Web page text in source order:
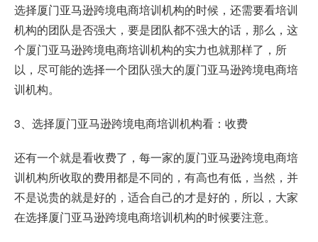
选择厦门亚马逊跨境电商培训机构的时候，还需要看培训
机构的团队是否强大，要是团队都不强大的话，那么，这
个厦门亚马逊跨境电商培训机构的实力也就那样了，所
以，尽可能的选择一个团队强大的厦门亚马逊跨境电商培
训机构。
3、选择厦门亚马逊跨境电商培训机构看：收费
还有一个就是看收费了，每一家的厦门亚马逊跨境电商培
训机构所收取的费用都是不同的，有高也有低，当然，并
不是说贵的就是好的，适合自己的才是好的，所以，大家
在选择厦门亚马逊跨境电商培训机构的时候要注意。